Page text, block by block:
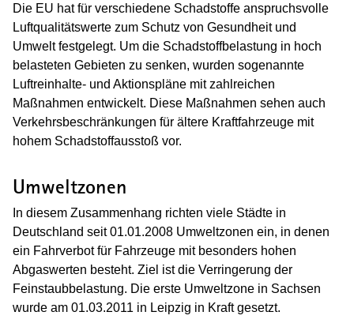
Die EU hat für verschiedene Schadstoffe anspruchsvolle
Luftqualitätswerte zum Schutz von Gesundheit und
Umwelt festgelegt. Um die Schadstoffbelastung in hoch
belasteten Gebieten zu senken, wurden sogenannte
Luftreinhalte- und Aktionspläne mit zahlreichen
Maßnahmen entwickelt. Diese Maßnahmen sehen auch
Verkehrsbeschränkungen für ältere Kraftfahrzeuge mit
hohem Schadstoffausstoß vor.
Umweltzonen
In diesem Zusammenhang richten viele Städte in
Deutschland seit 01.01.2008 Umweltzonen ein, in denen
ein Fahrverbot für Fahrzeuge mit besonders hohen
Abgaswerten besteht. Ziel ist die Verringerung der
Feinstaubbelastung. Die erste Umweltzone in Sachsen
wurde am 01.03.2011 in Leipzig in Kraft gesetzt.